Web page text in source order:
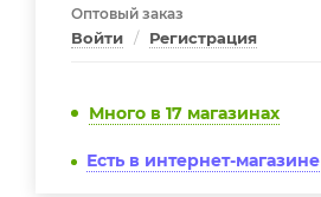
Оптовый заказ
Войти / Регистрация
Много в 17 магазинах
Есть в интернет-магазине